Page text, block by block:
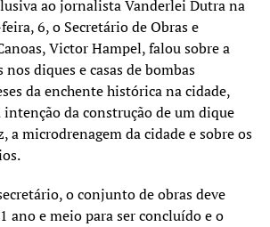
ao jornalista Vanderlei Dutra na
6, o Secretário de Obras e
Victor Hampel, falou sobre a
nos diques e casas de bombas
da enchente histórica na cidade,
intenção da construção de um dique
a microdrenagem da cidade e sobre os
o conjunto de obras deve
ano e meio para ser concluído e o